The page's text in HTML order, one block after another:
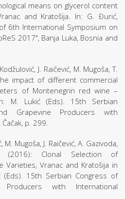
means on glycerol content
and Kratošija. In: G. Đurić,
6th International Symposium on
2017", Banja Luka, Bosnia and
J. Raičević, M. Mugoša, T.
impact of different commercial
of Montenegrin red wine –
M. Lukić (Eds). 15th Serbian
Grapevine Producers with
p. 299.
Mugoša, J. Raičević, A. Gazivoda,
Clonal Selection of
Varieties, Vranac and Kratošija in
(Eds). 15th Serbian Congress of
with International